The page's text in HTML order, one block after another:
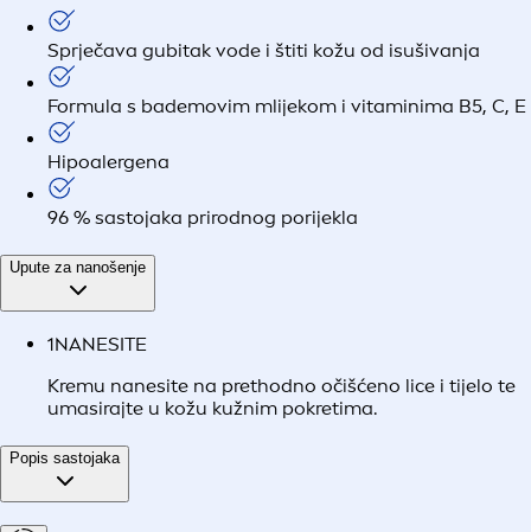
Sprječava gubitak vode i štiti kožu od isušivanja
Formula s bademovim mlijekom i vitaminima B5, C, E
Hipoalergena
96 % sastojaka prirodnog porijekla
Upute za nanošenje
1NANESITE
Kremu nanesite na prethodno očišćeno lice i tijelo te
umasirajte u kožu kužnim pokretima.
Popis sastojaka